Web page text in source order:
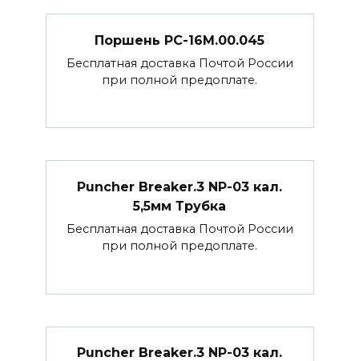
Поршень РС-16М.00.045
Бесплатная доставка Почтой России
при полной предоплате.
Puncher Breaker.3 NP-03 кал.
5,5мм Трубка
Бесплатная доставка Почтой России
при полной предоплате.
Puncher Breaker.3 NP-03 кал.